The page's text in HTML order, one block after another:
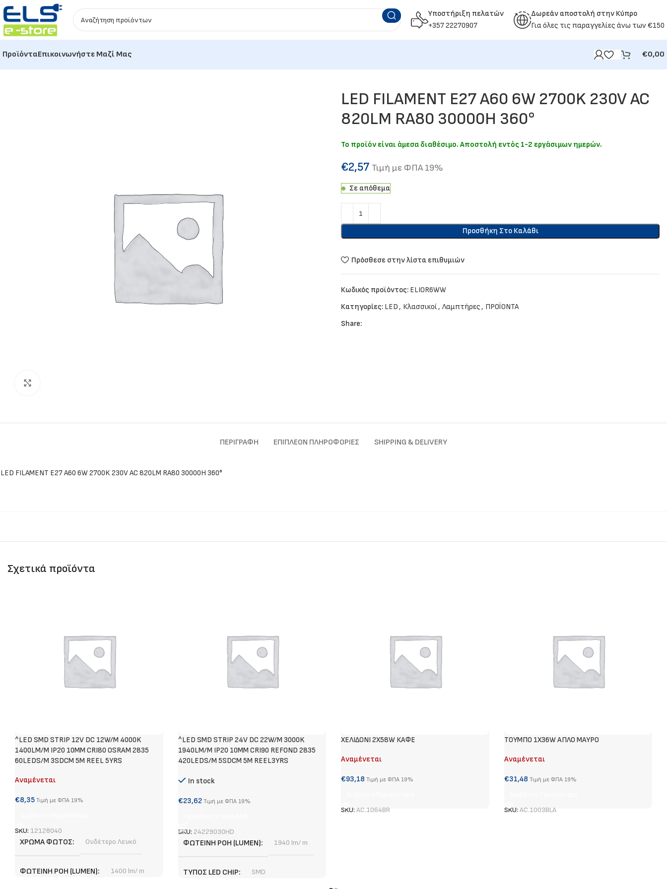
Υποστήριξη πελατών
+357 22270907
Δωρεάν αποστολή στην Κύπρο
Για όλες τις παραγγελίες άνω των €150
ΠροϊόνταΕπικοινωνήστε Μαζί Μας €0,00
LED FILAMENT E27 A60 6W 2700K 230V AC
820LM RA80 30000H 360°
Το προϊόν είναι άμεσα διαθέσιμο. Αποστολή εντός 1-2 εργάσιμων ημερών.
€2,57 Τιμή με ΦΠΑ 19%
Σε απόθεμα
Προσθήκη Στο Καλάθι
Πρόσθεσε στην λίστα επιθυμιών
Κωδικός προϊόντος: ELIOR6WW
Κατηγορίες: LED, Κλασσικοί, Λαμπτήρες, ΠΡΟΪΟΝΤΑ
Share:
ΠΕΡΙΓΡΑΦΉ ΕΠΙΠΛΈΟΝ ΠΛΗΡΟΦΟΡΊΕΣ SHIPPING & DELIVERY
LED FILAMENT E27 A60 6W 2700K 230V AC 820LM RA80 30000H 360°
Σχετικά προϊόντα
^LED SMD STRIP 12V DC 12W/M 4000K
1400LM/M IP20 10MM CRI80 OSRAM 2835
60LEDS/M 3SDCM 5M REEL 5YRS
Αναμένεται
€8,35 Τιμή με ΦΠΑ 19%
SKU: 12128040
ΧΡΏΜΑ ΦΩΤΌΣ Ουδέτερο Λευκό
ΦΩΤΕΙΝΉ ΡΟΉ (LUMEN) 1400 lm/ m
^LED SMD STRIP 24V DC 22W/M 3000K
1940LM/M IP20 10MM CRI90 REFOND 2835
420LEDS/M 5SDCM 5M REEL3YRS
In stock
€23,62 Τιμή με ΦΠΑ 19%
SKU: 24229030HD
ΦΩΤΕΙΝΉ ΡΟΉ (LUMEN) 1940 lm/ m
ΤΎΠΟΣ LED CHIP SMD
ΧΕΛΙΔΟΝΙ 2X58W ΚΑΦΕ
Αναμένεται
€93,18 Τιμή με ΦΠΑ 19%
SKU: AC.1064BR
ΤΟΥΜΠΟ 1Χ36W ΑΠΛΟ ΜΑΥΡΟ
Αναμένεται
€31,48 Τιμή με ΦΠΑ 19%
SKU: AC.1003BLA